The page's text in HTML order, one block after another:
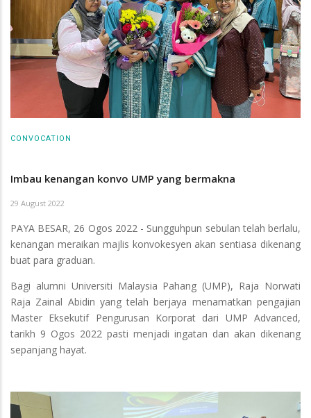
CONVOCATION
Imbau kenangan konvo UMP yang bermakna
29 August 2022
PAYA BESAR, 26 Ogos 2022 - Sungguhpun sebulan telah berlalu,
kenangan meraikan majlis konvokesyen akan sentiasa dikenang
buat para graduan.
Bagi alumni Universiti Malaysia Pahang (UMP), Raja Norwati
Raja Zainal Abidin yang telah berjaya menamatkan pengajian
Master Eksekutif Pengurusan Korporat dari UMP Advanced,
tarikh 9 Ogos 2022 pasti menjadi ingatan dan akan dikenang
sepanjang hayat.